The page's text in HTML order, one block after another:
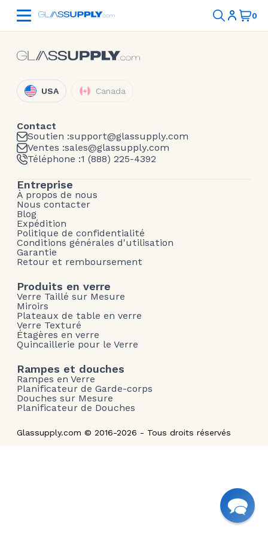
USA Canada
Contact
Soutien :support@glassupply.com
Ventes :sales@glassupply.com
Téléphone :1 (888) 225-4392
Entreprise
À propos de nous
Nous contacter
Blog
Expédition
Politique de confidentialité
Conditions générales d'utilisation
Garantie
Retour et remboursement
Produits en verre
Verre Taillé sur Mesure
Miroirs
Plateaux de table en verre
Verre Texturé
Étagères en verre
Quincaillerie pour le Verre
Rampes et douches
Rampes en Verre
Planificateur de Garde-corps
Douches sur Mesure
Planificateur de Douches
Glassupply.com © 2016-2026 - Tous droits réservés